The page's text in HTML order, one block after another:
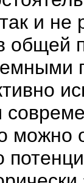
и
можно